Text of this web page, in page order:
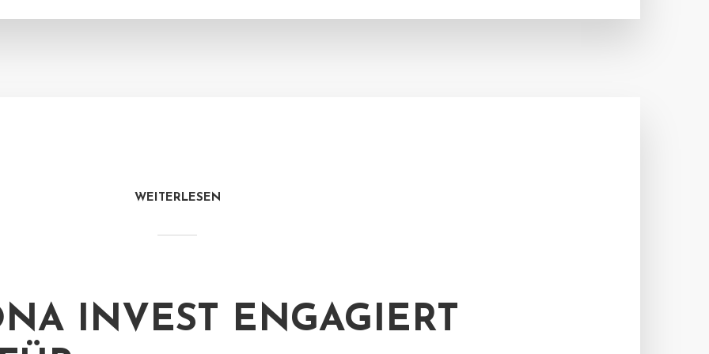
WEITERLESEN
INVEST ENGAGIERT